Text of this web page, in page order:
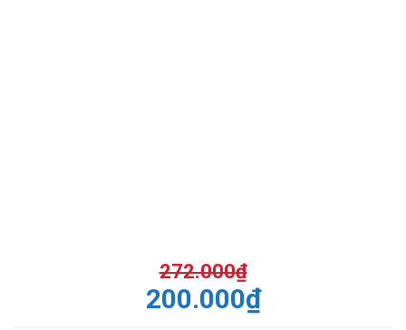
272.000₫
200.000₫